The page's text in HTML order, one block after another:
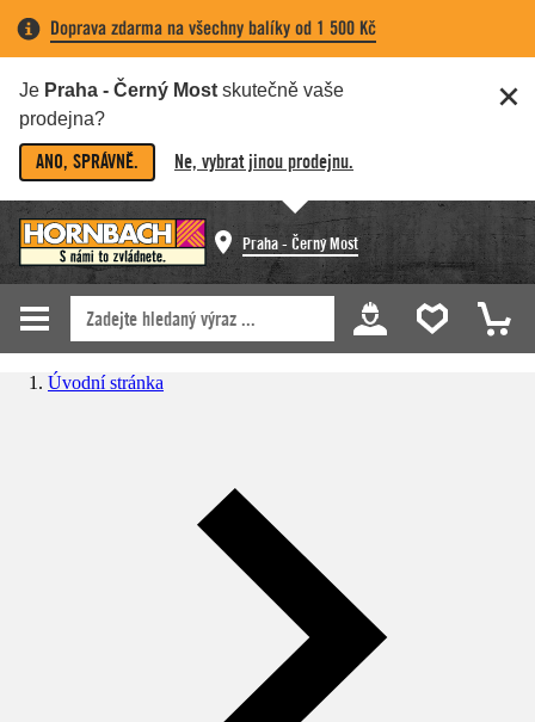
Doprava zdarma na všechny balíky od 1 500 Kč
Je Praha - Černý Most skutečně vaše
prodejna?
ANO, SPRÁVNĚ. Ne, vybrat jinou prodejnu.
Praha - Černý Most
Úvodní stránka